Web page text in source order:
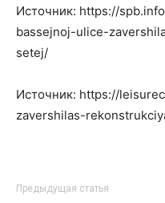
Источник: https://
bassejnoj-ulice-
setej/
Источник: https://
zavershilas-
Предыдущая статья